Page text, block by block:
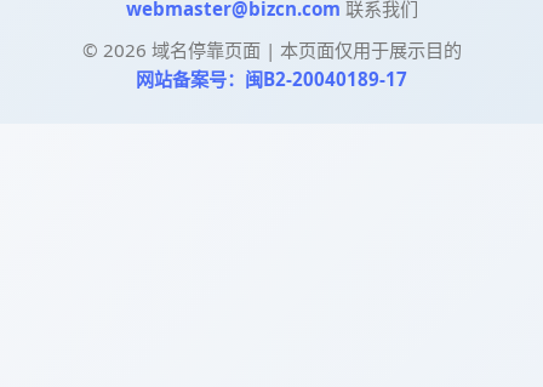
webmaster@bizcn.com 联系我们
© 2026 域名停靠页面 | 本页面仅用于展示目的
网站备案号：闽B2-20040189-17